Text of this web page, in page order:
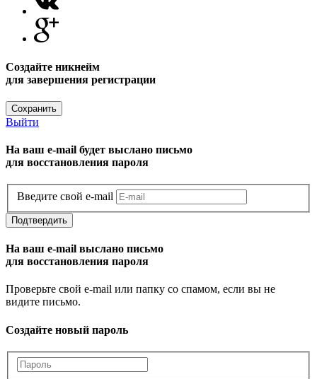
Создайте никнейм
для завершения регистрации
Сохранить
Выйти
На ваш e-mail будет выслано письмо
для восстановления пароля
Введите свой e-mail
Подтвердить
На ваш e-mail выслано письмо
для восстановления пароля
Проверьте свой e-mail или папку со спамом, если вы не
видите письмо.
Создайте новый пароль